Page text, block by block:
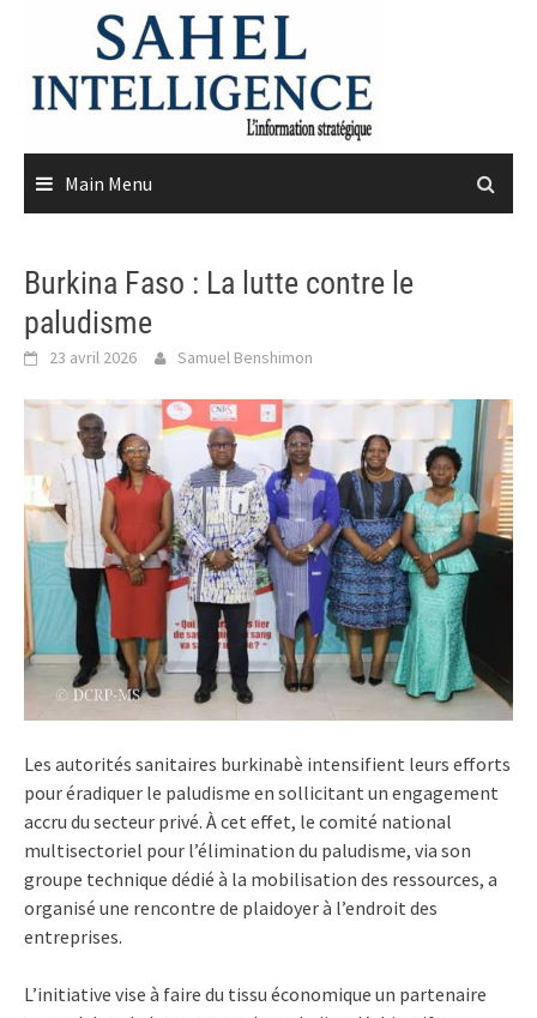
content
Main Menu
Burkina Faso : La lutte contre le
paludisme
23 avril 2026 Samuel Benshimon
Les autorités sanitaires burkinabè intensifient leurs efforts
pour éradiquer le paludisme en sollicitant un engagement
accru du secteur privé. À cet effet, le comité national
multisectoriel pour l’élimination du paludisme, via son
groupe technique dédié à la mobilisation des ressources, a
organisé une rencontre de plaidoyer à l’endroit des
entreprises.
L’initiative vise à faire du tissu économique un partenaire